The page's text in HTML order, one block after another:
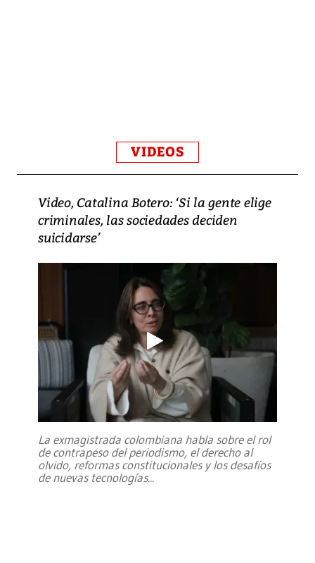
VIDEOS
Video, Catalina Botero: ‘Si la gente elige
criminales, las sociedades deciden
suicidarse’
La exmagistrada colombiana habla sobre el rol
de contrapeso del periodismo, el derecho al
olvido, reformas constitucionales y los desafíos
de nuevas tecnologías...